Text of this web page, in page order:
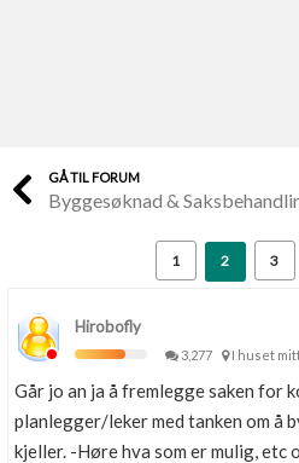
Finn håndverkere
Skaff dokumentasjon som mangler
Kundeservice
Få svar på det du lurer på
GÅ TIL FORUM
Byggesøknad &
1 2 3
Hirobofly
3,277
I huset
Går jo an ja å fremlegge saken for
planlegger/leker med tanken om å
kjeller. -Høre hva som er mulig, etc